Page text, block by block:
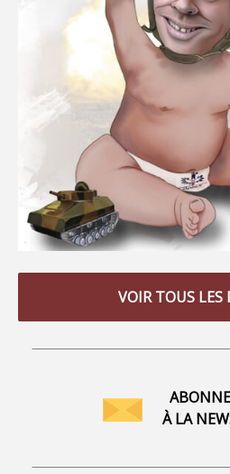
VOIR TOUS LES
À LA